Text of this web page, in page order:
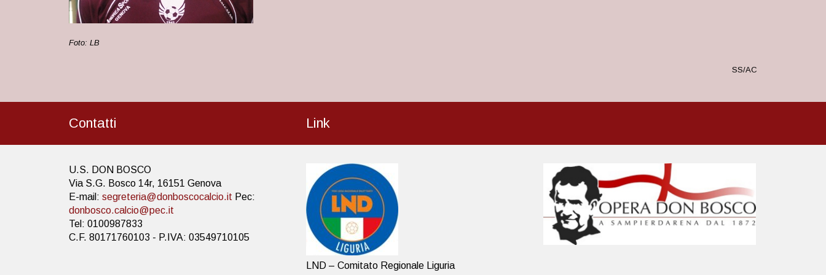
Foto: LB
SS/AC
Contatti
U.S. DON BOSCO
Via S.G. Bosco 14r, 16151 Genova
E-mail: segreteria@donboscocalcio.it Pec:
donbosco.calcio@pec.it
Tel: 0100987833
C.F. 80171760103 - P.IVA: 03549710105
Link
LND – Comitato Regionale Liguria